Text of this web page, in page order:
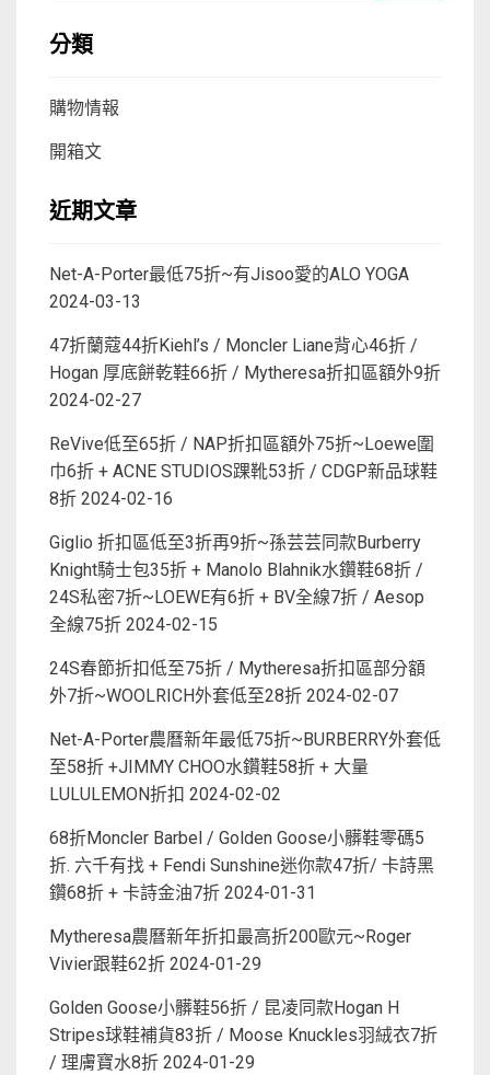
分類
購物情報
開箱文
近期文章
Net-A-Porter最低75折~有Jisoo愛的ALO YOGA
2024-03-13
47折蘭蔻44折Kiehl’s / Moncler Liane背心46折 /
Hogan 厚底餅乾鞋66折 / Mytheresa折扣區額外9折
2024-02-27
ReVive低至65折 / NAP折扣區額外75折~Loewe圍
巾6折 + ACNE STUDIOS踝靴53折 / CDGP新品球鞋
8折 2024-02-16
Giglio 折扣區低至3折再9折~孫芸芸同款Burberry
Knight騎士包35折 + Manolo Blahnik水鑽鞋68折 /
24S私密7折~LOEWE有6折 + BV全線7折 / Aesop
全線75折 2024-02-15
24S春節折扣低至75折 / Mytheresa折扣區部分額
外7折~WOOLRICH外套低至28折 2024-02-07
Net-A-Porter農曆新年最低75折~BURBERRY外套低
至58折 +JIMMY CHOO水鑽鞋58折 + 大量
LULULEMON折扣 2024-02-02
68折Moncler Barbel / Golden Goose小髒鞋零碼5
折. 六千有找 + Fendi Sunshine迷你款47折/ 卡詩黑
鑽68折 + 卡詩金油7折 2024-01-31
Mytheresa農曆新年折扣最高折200歐元~Roger
Vivier跟鞋62折 2024-01-29
Golden Goose小髒鞋56折 / 昆凌同款Hogan H
Stripes球鞋補貨83折 / Moose Knuckles羽絨衣7折
/ 理膚寶水8折 2024-01-29